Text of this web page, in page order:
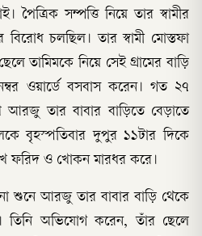
পৈত্রিক সম্পত্তি নিয়ে তার স্বামীর
বিরোধ চলছিল। তার স্বামী মোস্তফা
তামিমকে নিয়ে সেই গ্রামের বাড়ি
ওয়ার্ডে বসবাস করেন। গত ২৭
আরজু তার বাবার বাড়িতে বেড়াতে
বৃহস্পতিবার দুপুর ১১টার দিকে
ফরিদ ও খোকন মারধর করে।
শুনে আরজু তার বাবার বাড়ি থেকে
তিনি অভিযোগ করেন, তাঁর ছেলে